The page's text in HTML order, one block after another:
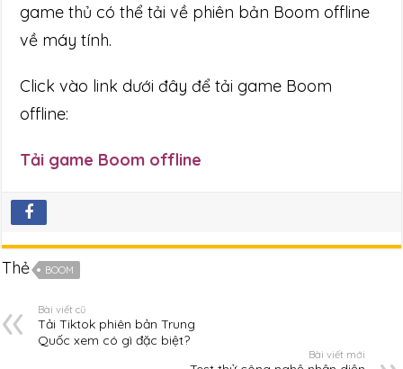
game thủ có thể tải về phiên bản Boom offline
về máy tính.
Click vào link dưới đây để tải game Boom
offline:
Tải game Boom offline
Thẻ BOOM
Bài viết cũ
Tải Tiktok phiên bản Trung
Quốc xem có gì đặc biệt?
Bài viết mới